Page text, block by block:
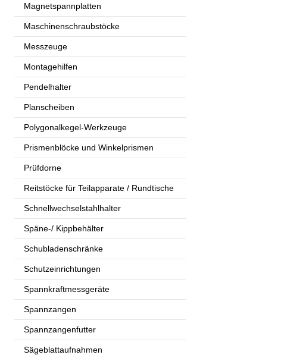
Magnetspannplatten
Maschinenschraubstöcke
Messzeuge
Montagehilfen
Pendelhalter
Planscheiben
Polygonalkegel-Werkzeuge
Prismenblöcke und Winkelprismen
Prüfdorne
Reitstöcke für Teilapparate / Rundtische
Schnellwechselstahlhalter
Späne-/ Kippbehälter
Schubladenschränke
Schutzeinrichtungen
Spannkraftmessgeräte
Spannzangen
Spannzangenfutter
Sägeblattaufnahmen